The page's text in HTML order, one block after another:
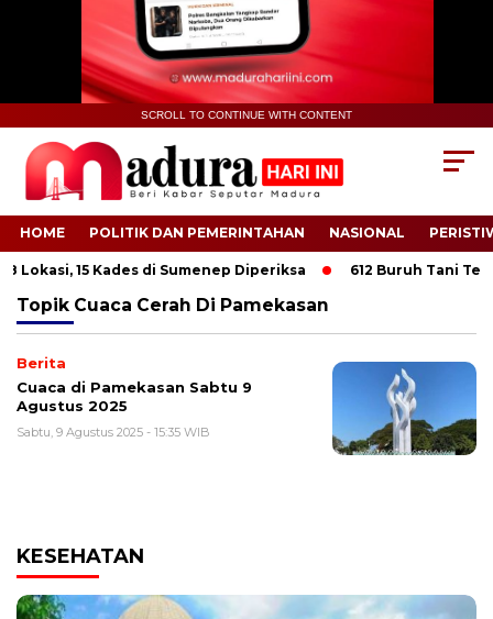
SCROLL TO CONTINUE WITH CONTENT
HOME POLITIK DAN PEMERINTAHAN NASIONAL
15 Kades di Sumenep Diperiksa 612 Buruh Tani
Topik Cuaca Cerah Di Pamekasan
Berita
Cuaca di Pamekasan Sabtu 9
Agustus 2025
Sabtu, 9 Agustus 2025 - 15:35 WIB
KESEHATAN